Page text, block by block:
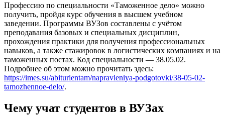
Профессию по специальности «Таможенное дело» можно
получить, пройдя курс обучения в высшем учебном
заведении. Программы ВУЗов составлены с учётом
преподавания базовых и специальных дисциплин,
прохождения практики для получения профессиональных
навыков, а также стажировок в логистических компаниях и на
таможенных постах. Код специальности — 38.05.02.
Подробнее об этом можно прочитать здесь:
https://imes.su/abiturientam/napravleniya-podgotovki/38-05-02-
tamozhennoe-delo/.
Чему учат студентов в ВУЗах